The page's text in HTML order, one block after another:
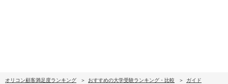
オリコン顧客満足度ランキング おすすめの大学受験ランキング・比較
ガイド